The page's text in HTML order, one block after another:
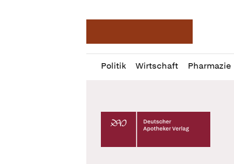
Politik Wirtschaft Pharmazie
Profil
öffnen
Daz
Pur
Deutscher Apotheker Verlag